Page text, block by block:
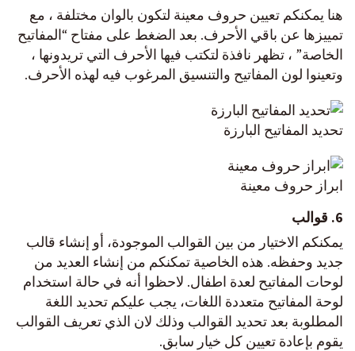
هنا يمكنكم تعيين حروف معينة لتكون بالوان مختلفة ، مع
تمييزها عن باقي الأحرف. بعد الضغط على مفتاح “المفاتيح
الخاصة” ، تظهر نافذة لتكتب فيها الأحرف التي تريدونها ،
وتعينوا لون المفاتيح والتنسيق المرغوب فيه لهذه الأحرف.
تحديد المفاتيح البارزة
ابراز حروف معينة
6. قوالب
يمكنكم الاختيار من بين القوالب الموجودة، أو إنشاء قالب
جديد وحفظه. هذه الخاصية تمكنكم من إنشاء العديد من
لوحات المفاتيح لعدة اطفال. لاحظوا أنه في حالة استخدام
لوحة المفاتيح متعددة اللغات، يجب عليكم تحديد اللغة
المطلوبة بعد تحديد القوالب وذلك لان الذي تعريف القوالب
يقوم بإعادة تعيين كل خيار سابق.